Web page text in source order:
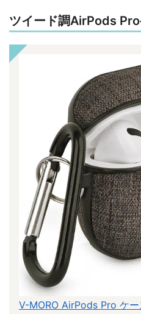
ツイード調AirPods
V-MORO AirPods Pro ケ